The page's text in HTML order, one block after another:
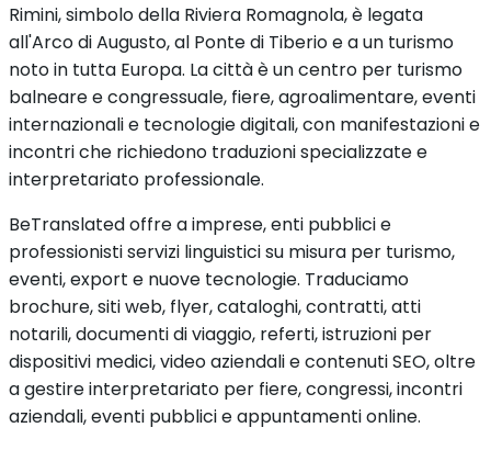
Rimini, simbolo della Riviera Romagnola, è legata
all'Arco di Augusto, al Ponte di Tiberio e a un turismo
noto in tutta Europa. La città è un centro per turismo
balneare e congressuale, fiere, agroalimentare, eventi
internazionali e tecnologie digitali, con manifestazioni e
incontri che richiedono traduzioni specializzate e
interpretariato professionale.
BeTranslated offre a imprese, enti pubblici e
professionisti servizi linguistici su misura per turismo,
eventi, export e nuove tecnologie. Traduciamo
brochure, siti web, flyer, cataloghi, contratti, atti
notarili, documenti di viaggio, referti, istruzioni per
dispositivi medici, video aziendali e contenuti SEO, oltre
a gestire interpretariato per fiere, congressi, incontri
aziendali, eventi pubblici e appuntamenti online.